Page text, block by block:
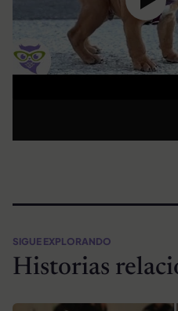
SIGUE EXPLORANDO
Historias